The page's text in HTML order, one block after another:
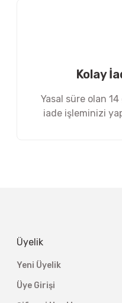
Kolay
Yasal süre olan
iade işleminizi
Üyelik
Yeni Üyelik
Üye Girişi